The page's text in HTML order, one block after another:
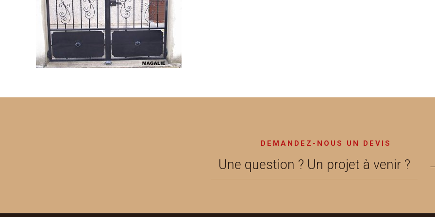
DEMANDEZ-NOUS UN DEVIS
Une question ? Un projet à venir ?